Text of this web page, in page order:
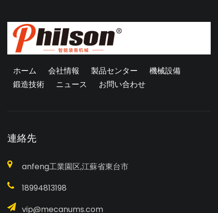
ホーム 会社情報 製品センター
機械設備
鍛造技術
ニュース お問い合わせ
連絡先
anfeng工業園区,江蘇省東台市
18994813198
vip@mecanums.com